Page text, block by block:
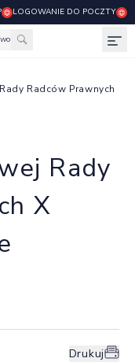
LOGOWANIE DO POCZTY
Radców Prawnych
Rady
X
Drukuj